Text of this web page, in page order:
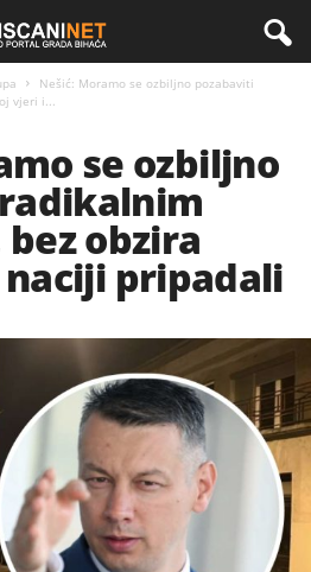
Nešić: Moramo se ozbiljno pozabaviti
vjeri i...
se ozbiljno
obzira
pripadali